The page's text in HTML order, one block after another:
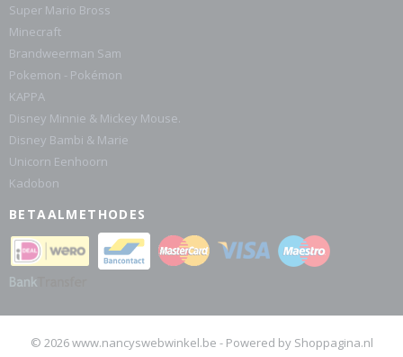
Super Mario Bross
Minecraft
Brandweerman Sam
Pokemon - Pokémon
KAPPA
Disney Minnie & Mickey Mouse.
Disney Bambi & Marie
Unicorn Eenhoorn
Kadobon
BETAALMETHODES
© 2026 www.nancyswebwinkel.be - Powered by Shoppagina.nl